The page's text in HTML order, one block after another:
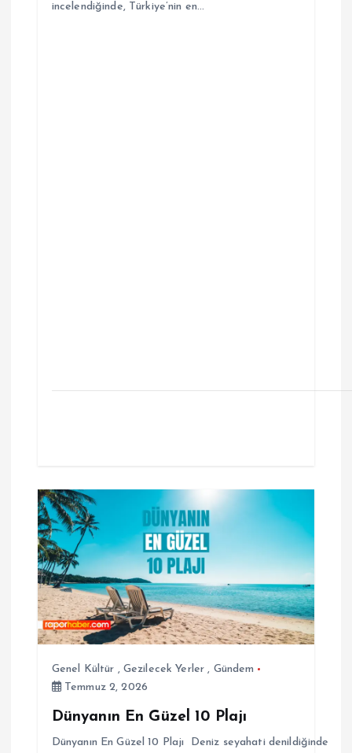
incelendiğinde, Türkiye’nin en…
Genel Kültür , Gezilecek Yerler , Gündem
Temmuz 2, 2026
Dünyanın En Güzel 10 Plajı
Dünyanın En Güzel 10 Plajı Deniz seyahati denildiğinde